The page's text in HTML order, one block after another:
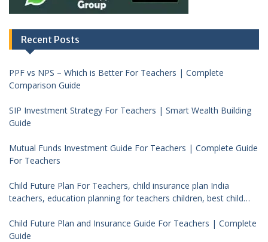
Recent Posts
PPF vs NPS – Which is Better For Teachers | Complete
Comparison Guide
SIP Investment Strategy For Teachers | Smart Wealth Building
Guide
Mutual Funds Investment Guide For Teachers | Complete Guide
For Teachers
Child Future Plan For Teachers, child insurance plan India
teachers, education planning for teachers children, best child
Child Future Plan and Insurance Guide For Teachers | Complete
Guide